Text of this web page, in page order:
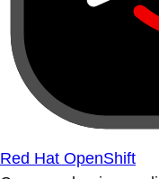
Red Hat OpenShift